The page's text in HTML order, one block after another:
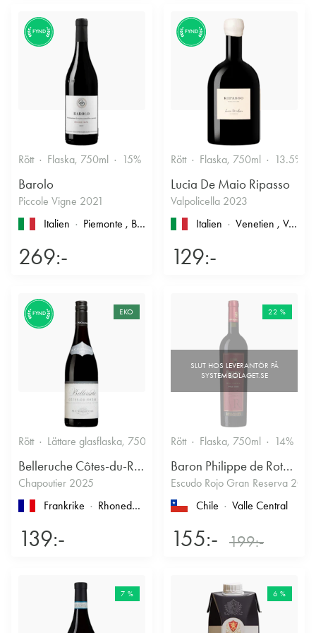
FYND
Rött Flaska, 750ml 15% Stramt & Nyanserat
Barolo
Piccole Vigne 2021
Italien
Piemonte , Barolo
269:-
FYND
Rött Flaska, 750ml 13.5%
Lucia De Maio Ripasso
Valpolicella 2023
Italien
Venetien , Valpolicella
129:-
FYND EKO
Rött Lättare glasflaska, 750ml 13.5% Kryddigt & Mustigt
Belleruche Côtes-du-Rhône
Chapoutier 2025
Frankrike
Rhonedalen , Côtes du Rhône
139:-
22 %
Rött Flaska, 750ml 14%
Baron Philippe de Rothschild Chile SA
Escudo Rojo Gran Reserva 2022
Chile
Valle Central
155:- 199:-
7 % 6 %